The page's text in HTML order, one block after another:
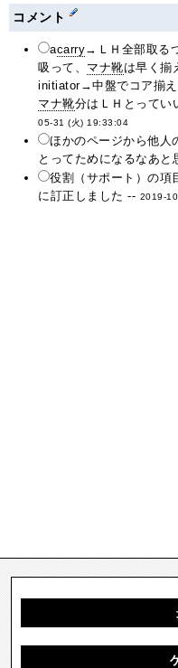
コメント
acarry→ＬＨ全部取
吸って、 マナ靴は早く揃
initiator→中盤でコア揃
マナ靴分はＬＨとってい
05-31 (火) 19:33:04
ほかのページから他人
とってためになるなあ
役割（サポート）の項
に訂正しました -- 2019-